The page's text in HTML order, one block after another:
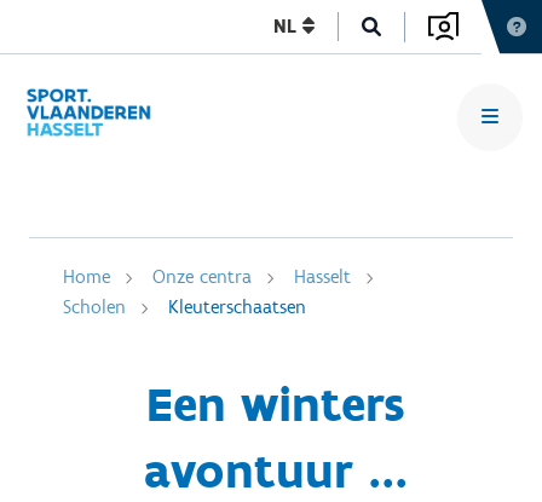
NL
Home Onze centra
Hasselt
Scholen
Kleuterschaatsen
Een winters
avontuur ...